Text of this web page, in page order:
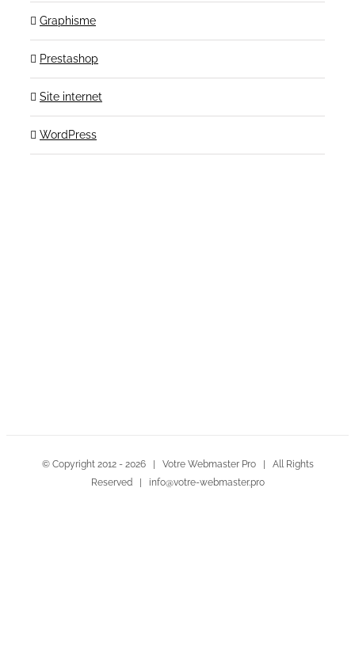
Graphisme
Prestashop
Site internet
WordPress
© Copyright 2012 - 2026 | Votre Webmaster Pro | All Rights
Reserved | info@votre-webmaster.pro